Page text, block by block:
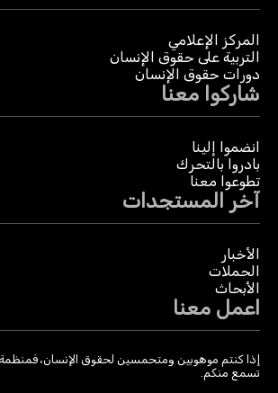
المركز الإعلامي
التربية على حقوق الإنسان
دورات حقوق الإنسان
شاركوا معنا
انضموا إلينا
بادروا بالتحرك
تطوعوا معنا
آخر المستجدات
الأخبار
الحملات
الأبحاث
اعمل معنا
إذا كنتم موهوبين ومتحمسين لحقوق الإنسان، فمنظمة
تسمع منكم.